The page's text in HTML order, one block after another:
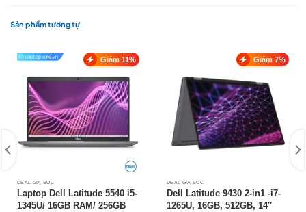
Sản phẩm tương tự
Giảm 11%
DEAL GIÁ SỐC
Laptop Dell Latitude 5540 i5-
1345U/ 16GB RAM/ 256GB
Giảm 7%
DEAL GIÁ SỐC
Dell Latitude 9430 2-in1 -i7-
1265U, 16GB, 512GB, 14″